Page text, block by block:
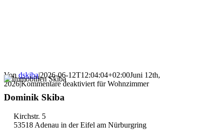
Von dskiba|2026-06-12T12:04:04+02:00Juni 12th,
2026|Kommentare deaktiviert für Wohnzimmer
Dominik Skiba
Kirchstr. 5
53518 Adenau in der Eifel am Nürburgring